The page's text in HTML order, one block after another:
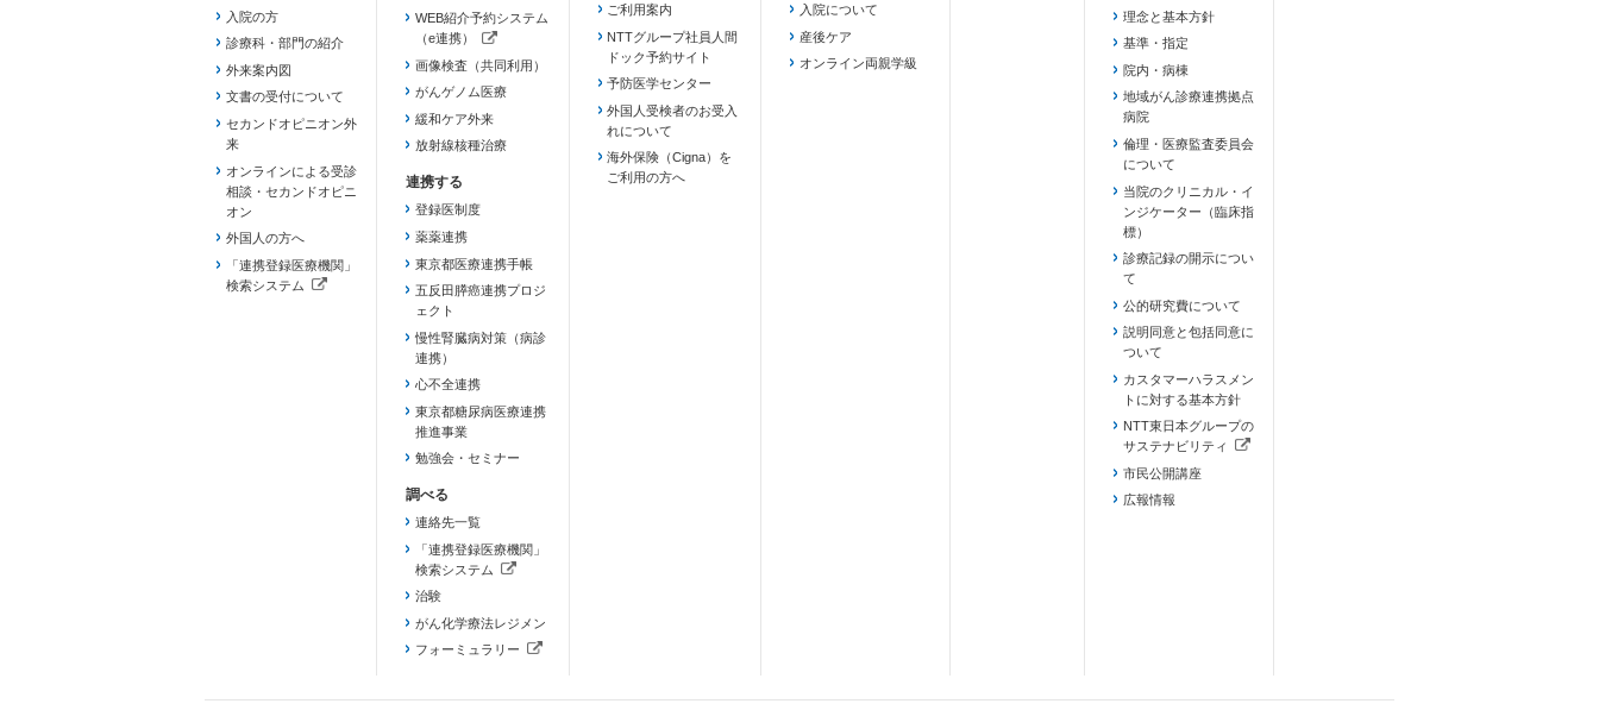
入院の方
診療科・部門の紹介
外来案内図
文書の受付について
セカンドオピニオン外
来
オンラインによる受診
相談・セカンドオピニ
オン
外国人の方へ
「連携登録医療機関」
検索システム
WEB紹介予約システム
（e連携）
（新しいタブで開きます）
画像検査（共同利用）
がんゲノム医療
緩和ケア外来
放射線核種治療
登録医制度
薬薬連携
東京都医療連携手帳
五反田膵癌連携プロジ
ェクト
慢性腎臓病対策（病診
連携）
心不全連携
東京都糖尿病医療連携
推進事業
勉強会・セミナー
連絡先一覧
「連携登録医療機関」
検索システム
（新しいタブで開きます）
治験
がん化学療法レジメン
フォーミュラリー
ご利用案内
NTTグループ社員人間
ドック予約サイト
予防医学センター
外国人受検者のお受入
れについて
海外保険（Cigna）を
ご利用の方へ
入院について
産後ケア
オンライン両親学級
理念と基本方針
基準・指定
院内・病棟
地域がん診療連携拠点
病院
倫理・医療監査委員会
について
当院のクリニカル・イ
ンジケーター（臨床指
標）
診療記録の開示につい
て
公的研究費について
説明同意と包括同意に
ついて
カスタマーハラスメン
トに対する基本方針
NTT東日本グループの
サステナビリティ
（新しいタブで開きます）
市民公開講座
広報情報